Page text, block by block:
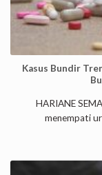
Kasus Bundir
HARIANE
menempati